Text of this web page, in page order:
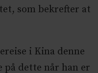
som bekrefter at
i Kina denne
dette når han er